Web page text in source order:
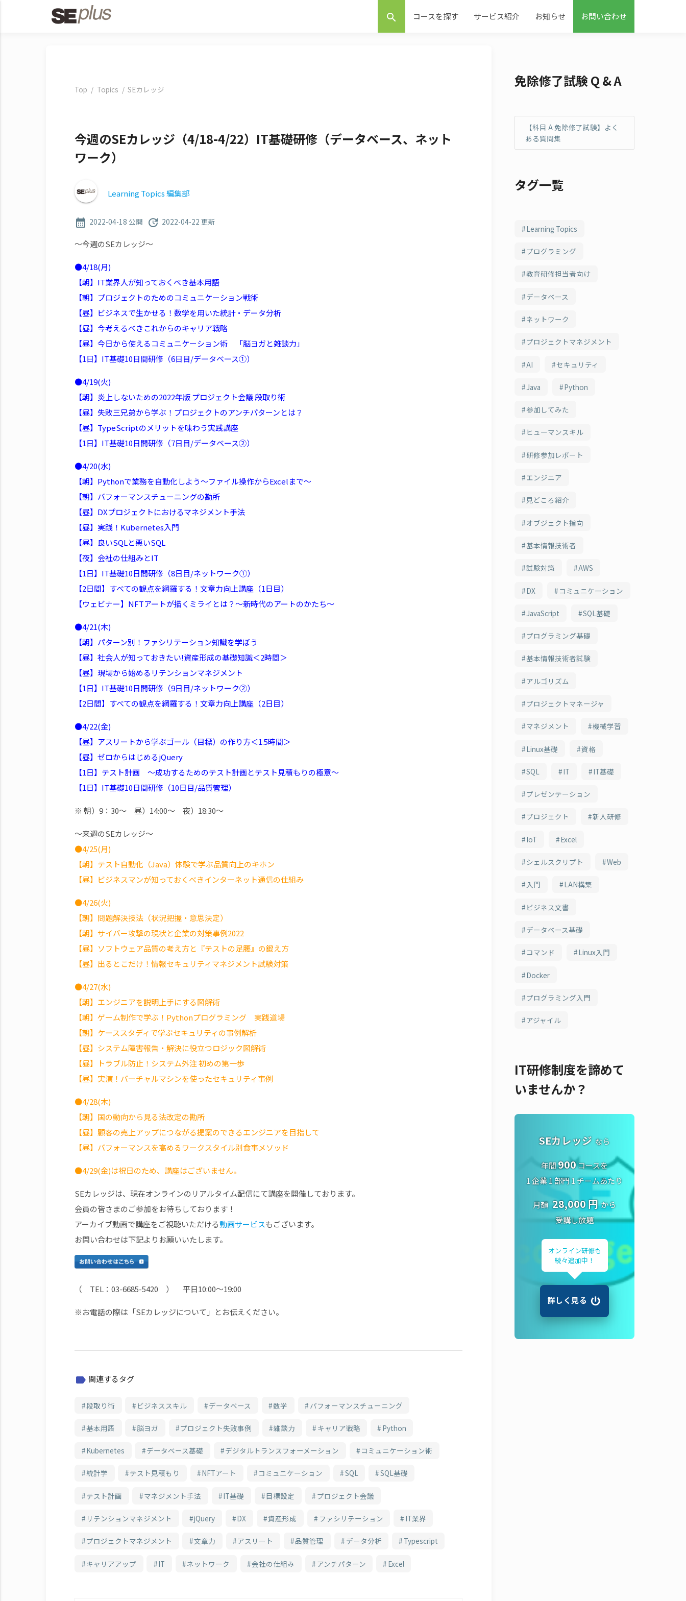
search コースを探す サービス紹介 お知らせ お問い合わせ
Top Topics SEカレッジ
今週のSEカレッジ（4/18-4/22）IT基礎研修（データベース、ネット
ワーク）
Learning Topics 編集部
calendar_month 2022-04-18 公開 update 2022-04-22 更新
～今週のSEカレッジ～
●4/18(月)
【朝】IT業界人が知っておくべき基本用語
【朝】プロジェクトのためのコミュニケーション戦術
【昼】ビジネスで生かせる！数学を用いた統計・データ分析
【昼】今考えるべきこれからのキャリア戦略
【昼】今日から使えるコミュニケーション術 「脳ヨガと雑談力」
【1日】IT基礎10日間研修（6日目/データベース①）
●4/19(火)
【朝】炎上しないための2022年版 プロジェクト会議 段取り術
【昼】失敗三兄弟から学ぶ！プロジェクトのアンチパターンとは？
【昼】TypeScriptのメリットを味わう実践講座
【1日】IT基礎10日間研修（7日目/データベース②）
●4/20(水)
【朝】Pythonで業務を自動化しよう～ファイル操作からExcelまで～
【朝】パフォーマンスチューニングの勘所
【昼】DXプロジェクトにおけるマネジメント手法
【昼】実践！Kubernetes入門
【昼】良いSQLと悪いSQL
【夜】会社の仕組みとIT
【1日】IT基礎10日間研修（8日目/ネットワーク①）
【2日間】すべての観点を網羅する！文章力向上講座（1日目）
【ウェビナー】NFTアートが描くミライとは？～新時代のアートのかたち～
●4/21(木)
【朝】パターン別！ファシリテーション知識を学ぼう
【昼】社会人が知っておきたい!資産形成の基礎知識＜2時間＞
【昼】現場から始めるリテンションマネジメント
【1日】IT基礎10日間研修（9日目/ネットワーク②）
【2日間】すべての観点を網羅する！文章力向上講座（2日目）
●4/22(金)
【昼】アスリートから学ぶゴール（目標）の作り方＜1.5時間＞
【昼】ゼロからはじめるjQuery
【1日】テスト計画 ～成功するためのテスト計画とテスト見積もりの極意～
【1日】IT基礎10日間研修（10日目/品質管理）
※ 朝）9：30～ 昼）14:00～ 夜）18:30～
～来週のSEカレッジ～
●4/25(月)
【朝】テスト自動化（Java）体験で学ぶ品質向上のキホン
【昼】ビジネスマンが知っておくべきインターネット通信の仕組み
●4/26(火)
【朝】問題解決技法（状況把握・意思決定）
【朝】サイバー攻撃の現状と企業の対策事例2022
【昼】ソフトウェア品質の考え方と『テストの足腰』の鍛え方
【昼】出るとこだけ！情報セキュリティマネジメント試験対策
●4/27(水)
【朝】エンジニアを説明上手にする図解術
【朝】ゲーム制作で学ぶ！Pythonプログラミング 実践道場
【朝】ケーススタディで学ぶセキュリティの事例解析
【昼】システム障害報告・解決に役立つロジック図解術
【昼】トラブル防止！システム外注 初めの第一歩
【昼】実演！バーチャルマシンを使ったセキュリティ事例
●4/28(木)
【朝】国の動向から見る法改定の勘所
【昼】顧客の売上アップにつながる提案のできるエンジニアを目指して
【昼】パフォーマンスを高めるワークスタイル別食事メソッド
●4/29(金)は祝日のため、講座はございません。
SEカレッジは、現在オンラインのリアルタイム配信にて講座を開催しております。
会員の皆さまのご参加をお待ちしております！
アーカイブ動画で講座をご視聴いただける動画サービスもございます。
お問い合わせは下記よりお願いいたします。
（ TEL：03-6685-5420 ） 平日10:00～19:00
※お電話の際は「SEカレッジについて」とお伝えください。
label 関連するタグ
段取り術 ビジネススキル データベース 数学 パフォーマンスチューニング
基本用語 脳ヨガ プロジェクト失敗事例 雑談力 キャリア戦略 Python
Kubernetes データベース基礎 デジタルトランスフォーメーション コミュニケーション術
統計学 テスト見積もり NFTアート コミュニケーション SQL SQL基礎
テスト計画 マネジメント手法 IT基礎 目標設定 プロジェクト会議
リテンションマネジメント jQuery DX 資産形成 ファシリテーション IT業界
プロジェクトマネジメント 文章力 アスリート 品質管理 データ分析 Typescript
キャリアアップ IT ネットワーク 会社の仕組み アンチパターン Excel
免除修了試験 Q & A
【科目 A 免除修了試験】よく
ある質問集
タグ一覧
Learning Topics
プログラミング
教育研修担当者向け
データベース
ネットワーク
プロジェクトマネジメント
AI セキュリティ
Java Python
参加してみた
ヒューマンスキル
研修参加レポート
エンジニア
見どころ紹介
オブジェクト指向
基本情報技術者
試験対策 AWS
DX コミュニケーション
JavaScript SQL基礎
プログラミング基礎
基本情報技術者試験
アルゴリズム
プロジェクトマネージャ
マネジメント 機械学習
Linux基礎 資格
SQL IT IT基礎
プレゼンテーション
プロジェクト 新人研修
IoT Excel
シェルスクリプト Web
入門 LAN構築
ビジネス文書
データベース基礎
コマンド Linux入門
Docker
プログラミング入門
アジャイル
IT研修制度を諦めて
いませんか？
SEカレッジ なら
年間900コースを
1 企業 1 部門 1 チームあたり
月額 28,000 円 から
受講し放題
オンライン研修も
続々追加中！
詳しく見る